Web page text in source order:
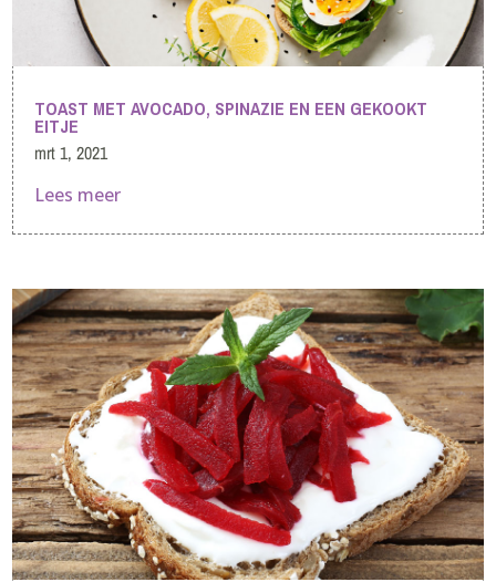
TOAST MET AVOCADO, SPINAZIE EN EEN GEKOOKT
EITJE
mrt 1, 2021
Lees meer